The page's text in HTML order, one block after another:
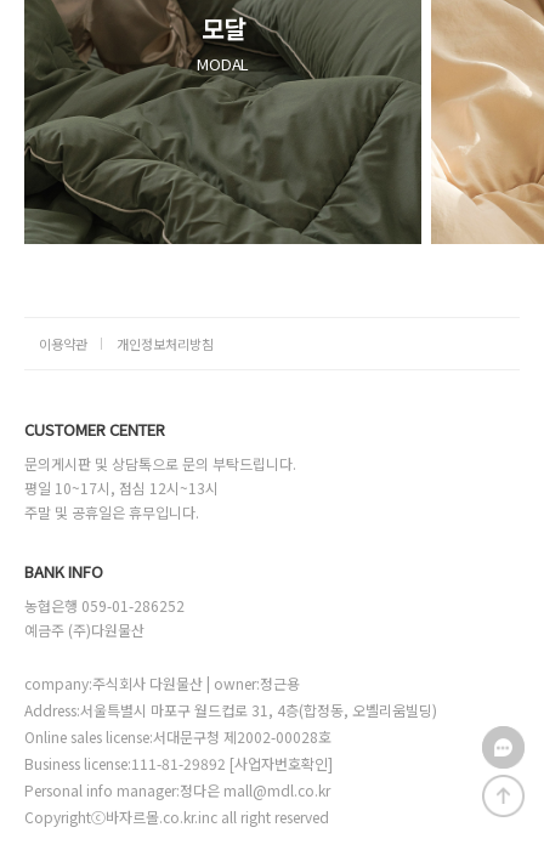
모달
MODAL
이용약관 개인정보처리방침
CUSTOMER CENTER
문의게시판 및 상담톡으로 문의 부탁드립니다.
평일 10~17시, 점심 12시~13시
주말 및 공휴일은 휴무입니다.
BANK INFO
농협은행 059-01-286252
예금주 (주)다원물산
company:주식회사 다원물산 | owner:정근용
Address:서울특별시 마포구 월드컵로 31, 4층(합정동, 오벨리움빌딩)
Online sales license:서대문구청 제2002-00028호
Business license:111-81-29892 [사업자번호확인]
Personal info manager:정다은 mall@mdl.co.kr
Copyrightⓒ바자르몰.co.kr.inc all right reserved